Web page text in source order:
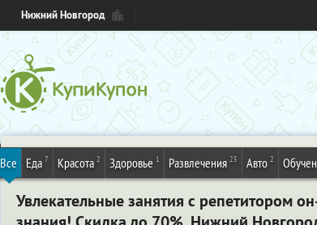
Нижний Новгород
Все Еда 7 Красота 2 Здоровье 1 Развлечения 25 Авто 2
Увлекательные занятия с репетитором